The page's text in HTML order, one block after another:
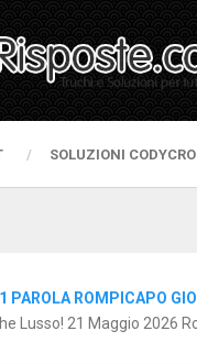
SOLUZIONI
PAROLA ROMPICAPO
Lusso! 21 Maggio 2026